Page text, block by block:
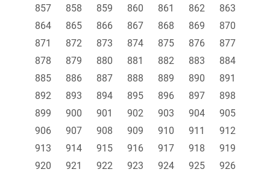
857
858 859 860 861 862
863
864
865 866 867 868 869
870
871
872 873 874 875 876
877
878
879 880 881 882 883
884
885
886 887 888 889 890
891
892
893 894 895 896 897
898
899
900 901 902 903 904
905
906
907 908 909 910 911
912
913
914 915 916 917 918
919
920
921 922 923 924 925
926